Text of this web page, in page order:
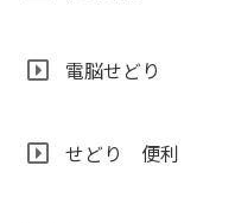
電脳せどり
せどり 便利